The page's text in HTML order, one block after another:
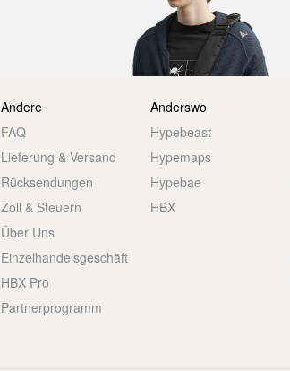
Andere
FAQ
Lieferung & Versand
Rücksendungen
Zoll & Steuern
Über Uns
Einzelhandelsgeschäft
HBX Pro
Partnerprogramm
Anderswo
Hypebeast
Hypemaps
Hypebae
HBX